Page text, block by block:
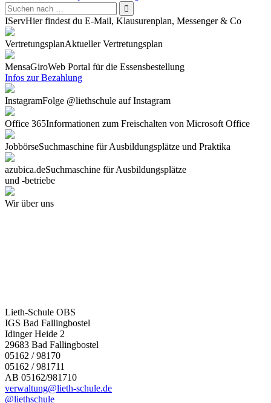
IServHier findest du E-Mail, Klausurenplan, Messenger & Co
VertretungsplanAktueller Vertretungsplan
MensaGiroWeb Portal für die Essensbestellung
Infos zur Bezahlung
InstagramFolge @liethschule auf Instagram
Office 365Informationen zum Freischalten von Microsoft Office
JobbörseSuchmaschine für Ausbildungsplätze und Praktika
azubica.deSuchmaschine für Ausbildungsplätze
und -betriebe
Wir über uns
Lieth-Schule OBS
IGS Bad Fallingbostel
Idinger Heide 2
29683 Bad Fallingbostel
05162 / 98170
05162 / 981711
AB 05162/981710
verwaltung@lieth-schule.de
@liethschule